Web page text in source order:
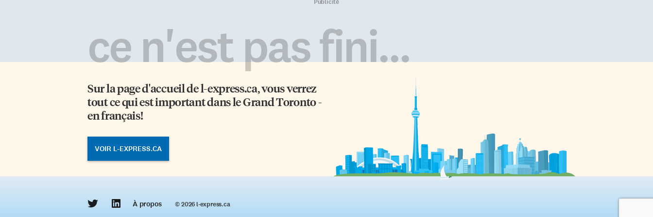
cannibalisme auraient frappé et la
société aurait sombré dans le
chaos. De 30 000 qu’ils auraient
été au […]
d’augmenter rapidement le taux
de ce peptide dans le LCR (liquide
céphalo-rachidien) et d’avoir des
présenté la tablette électronique.
Leurs applications préférées sont:
regarder leurs propres images
captées par caméra, faire de la
ce n'est pas fini...
Sur la page d'accueil del-express.ca, vous verrez
tout ce qui est important dans le Grand Toronto -
en français!
VOIR L-EXPRESS.CA
À propos © 2026 l‑express.ca